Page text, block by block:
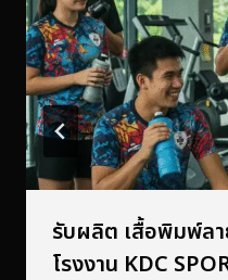
รับผลิต เสื้อพิมพ์ลา
โรงงาน KDC